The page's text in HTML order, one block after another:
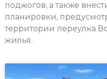
поджогов, а также
планировки,
территории переулка
жилья.